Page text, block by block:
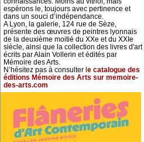
espérons le, toujours avec pertinence et
dans un souci d’indépendance.
A Lyon, la galerie, 124 rue de Sèze,
présente des œuvres de peintres lyonnais
de la deuxième moitié du XXe et du XXIe
siècle, ainsi que la collection des livres d'art
écrits par Alain Vollerin et édités par
Mémoire des Arts.
N’hésitez pas à consulter l e catalogue des
éditions Mémoire des Arts sur memoire-
des-arts.com